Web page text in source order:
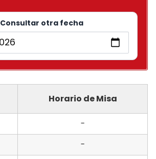
Consultar otra fecha
Horario de Misa
-
-